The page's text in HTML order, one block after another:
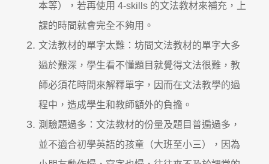
本等），若再使用 4-skills 的文法教材來補充，上
課的時間就會完全不夠用。
文法教材的單字太難：坊間文法教材的單字大多
過於艱深，學生看不懂題目就覺得文法很難，教
師必須花時間來解釋單字，因而在文法教學的過
程中，造成學生和教師額外的負擔。
測驗題過多：文法教材的份量及題目普遍過多，
並不適合初學英語的孩童（大班至小三），因為